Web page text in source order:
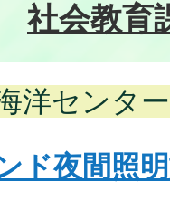
社会教育
洋センタ
ド夜間照